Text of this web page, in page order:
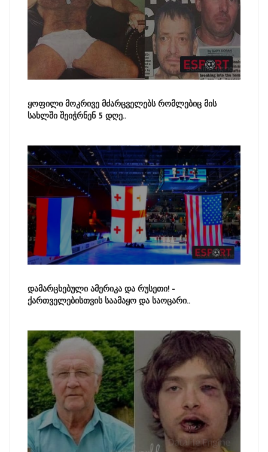
ყოფილი მოკრივე მძარცველებს რომლებიც მის
სახლში შეიჭრნენ 5 დღე..
დამარცხებული ამერიკა და რუსეთი! -
ქართველებისთვის საამაყო და საოცარი..